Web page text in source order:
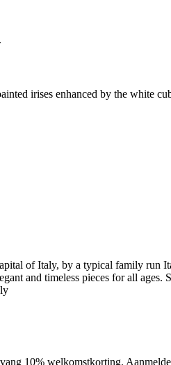
irises enhanced by the white
of Italy, by a typical family
and timeless pieces for all
10% welkomstkorting.